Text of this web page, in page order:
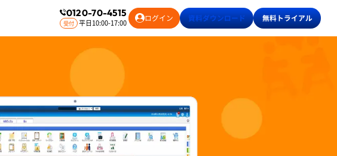
0120-70-4515
受付 平日10:00-17:00 ログイン 資料ダウンロード 無料トライアル